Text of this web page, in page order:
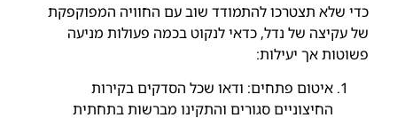
כדי שלא תצטרכו להתמודד שוב עם החוויה המפוקפקת
של עקיצה של נדל, כדאי לנקוט בכמה פעולות מניעה
פשוטות אך יעילות:
איטום פתחים: ודאו שכל הסדקים בקירות
החיצוניים סגורים והתקינו מברשות בתחתית